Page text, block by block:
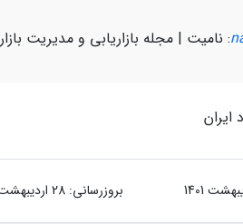
: نامیت | مجله بازاریابی و مدیریت بازار
ایران
بروزرسانی: 28 اردیبهشت 1401